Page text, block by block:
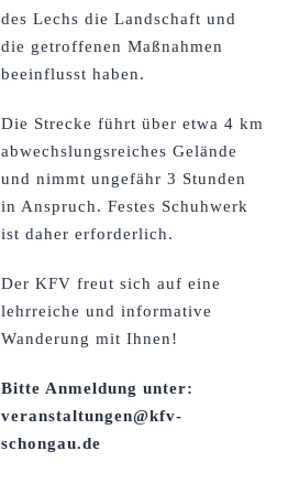
des Lechs die Landschaft und
die getroffenen Maßnahmen
beeinflusst haben.
Die Strecke führt über etwa 4 km
abwechslungsreiches Gelände
und nimmt ungefähr 3 Stunden
in Anspruch. Festes Schuhwerk
ist daher erforderlich.
Der KFV freut sich auf eine
lehrreiche und informative
Wanderung mit Ihnen!
Bitte Anmeldung unter:
veranstaltungen@kfv-
schongau.de